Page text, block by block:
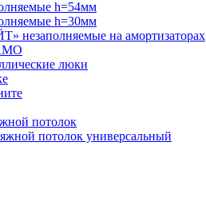
h=54мм
h=30мм
на амортизаторах
люки
потолок
потолок универсальный